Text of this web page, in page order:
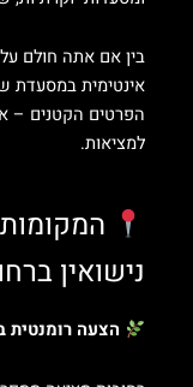
בין אם אתה חולם
אינטימית במסעדת
הפרטים הקטנים –
למציאות.
נישואין
הצעה רומנטית